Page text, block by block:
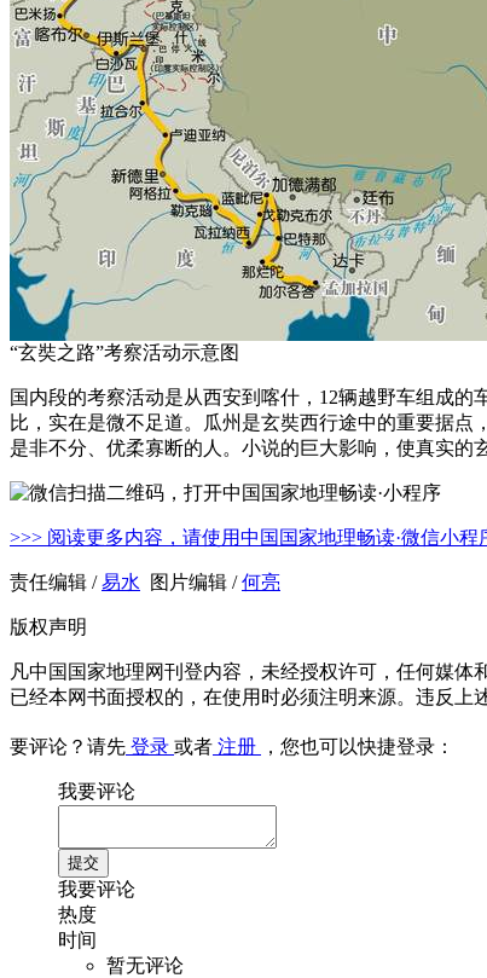
“玄奘之路”考察活动示意图
国内段的考察活动是从西安到喀什，12辆越野车组成
比，实在是微不足道。瓜州是玄奘西行途中的重要据
是非不分、优柔寡断的人。小说的巨大影响，使真实的
>>> 阅读更多内容，请使用中国国家地理畅读·微信小程
责任编辑 /易水 图片编辑 /何亮
版权声明
凡中国国家地理网刊登内容，未经授权许可，任何媒体
已经本网书面授权的，在使用时必须注明来源。违反上
要评论？请先 登录 或者 注册 ，您也可以快捷登录：
我要评论
我要评论
热度
时间
暂无评论